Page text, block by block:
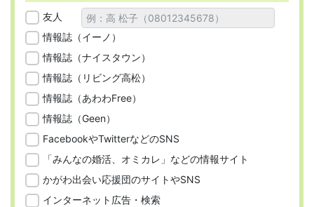
友人
情報誌（イーノ）
情報誌（ナイスタウン）
情報誌（リビング高松）
情報誌（あわわFree）
情報誌（Geen）
FacebookやTwitterなどのSNS
「みんなの婚活、オミカレ」などの情報サイト
かがわ出会い応援団のサイトやSNS
インターネット広告・検索